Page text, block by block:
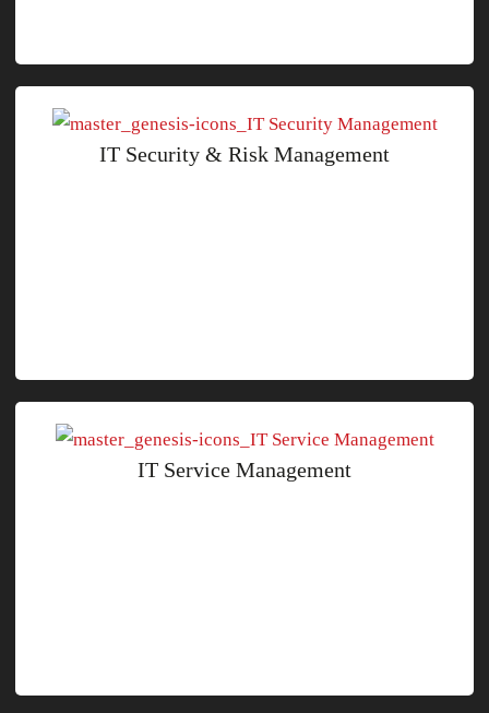
IT Security & Risk Management
IT Service Management